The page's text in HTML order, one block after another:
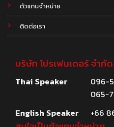
ตัวแทนจำหน่าย
ติดต่อเรา
บริษัท โปรเฟนเดอร์ จำกัด
Thai Speaker
096-
065-
English Speaker
+66